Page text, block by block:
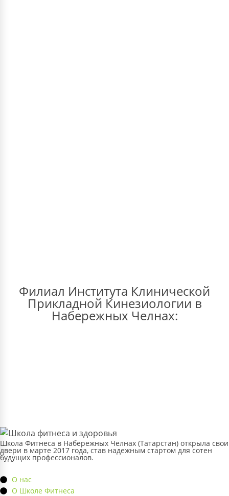
Филиал Института Клинической
Прикладной Кинезиологии в
Набережных Челнах:
Школа Фитнеса в Набережных Челнах (Татарстан) открыла свои
двери в марте 2017 года, став надежным стартом для сотен
будущих профессионалов.
О нас
О Школе Фитнеса